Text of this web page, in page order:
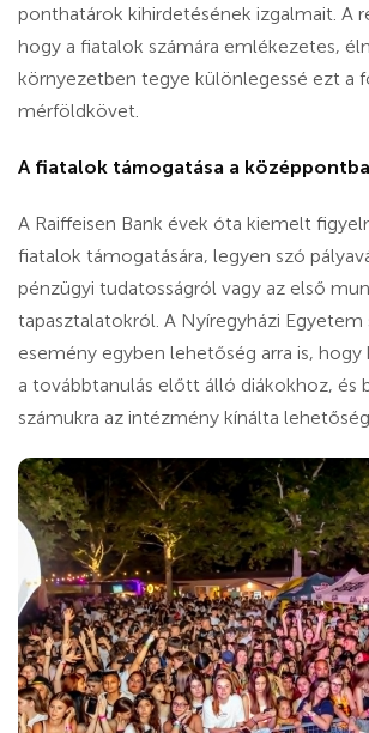
ponthatárok kihirdetésének izgalmait. A
hogy a fiatalok számára emlékezetes,
környezetben tegye különlegessé ezt a
mérföldkövet.
A fiatalok támogatása a
A Raiffeisen Bank évek óta kiemelt
fiatalok támogatására, legyen szó
pénzügyi tudatosságról vagy az első
tapasztalatokról. A Nyíregyházi Egyetem
esemény egyben lehetőség arra is,
a továbbtanulás előtt álló diákokhoz, és
számukra az intézmény kínálta